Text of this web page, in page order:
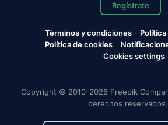
Regístrate
Términos y condiciones
Política de cookies
Cookies settings
Copyright © 2010-2026 Freepik
derechos reservados.